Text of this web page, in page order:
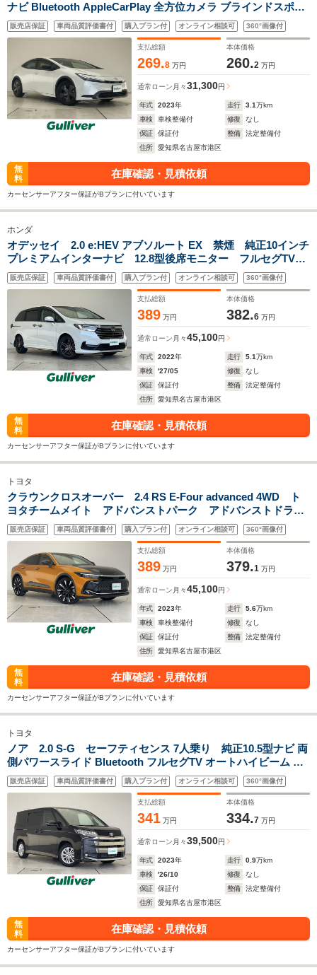
ナビ Bluetooth AppleCarPlay 全方位カメラ ブラインドスポッ
トモニター スマートキー ステアリングヒーター レーダークル
ーズ 衝突軽減ブレーキ レーンキープ LEDライト
販売店保証 車両品質評価書付 購入プラン付 オンライン相談可 360°画像付
支払総額
269.8 万円
本体価格
260.2 万円
通常ローン 月々31,300円
年式 2023年 走行 3.1万km
車検
車検整備付 修復
なし
保証
保証付 整備
法定整備付
住所
愛知県名古屋市港区
無
料
在庫確認・見積依頼
カーセンサーアフター保証がBプランに付いています
ホンダ
オデッセイ 2.0 e:HEV アブソルート EX 禁煙 純正10インチ
プレミアムインターナビ 12.8型後席モニター フルセグTV
BT全方位カメラ パワーバックドア 純正18インチAW 両側
パワースライド スマートキー ホンダセンシング LED ス
販売店保証 車両品質評価書付 購入プラン付 オンライン相談可 360°画像付
支払総額
389 万円
本体価格
382.6 万円
通常ローン 月々45,100円
年式 2022年 走行 5.1万km
車検
'27/05 修復
なし
保証
保証付 整備
法定整備付
住所
愛知県名古屋市港区
無
料
在庫確認・見積依頼
カーセンサーアフター保証がBプランに付いています
トヨタ
クラウンクロスオーバー 2.4 RS E-Four advanced 4WD ト
ヨタチームメイト アドバンストパーク アドバンストドライ
ブ 純正12.3型ディスプレイオーディオナビ 全方位カメラ
サンルーフ レーダークルーズコントロール シートヒータ
ー エアシート HUD
販売店保証 車両品質評価書付 購入プラン付 オンライン相談可 360°画像付
支払総額
389 万円
本体価格
379.1 万円
通常ローン 月々45,100円
年式 2023年 走行 5.6万km
車検
車検整備付 修復
なし
保証
保証付 整備
法定整備付
住所
愛知県名古屋市港区
無
料
在庫確認・見積依頼
カーセンサーアフター保証がBプランに付いています
トヨタ
ノア 2.0 S-G セーフティセンス 7人乗り 純正10.5型ナビ 両
側パワースライド Bluetooth フルセグTV オートハイビーム レ
ーダークルーズ シートヒーター バックカメラ AppleCarPlay プ
リクラッシュセーフティ レーンキープ LED
販売店保証 車両品質評価書付 購入プラン付 オンライン相談可 360°画像付
支払総額
341 万円
本体価格
334.7 万円
通常ローン 月々39,500円
年式 2023年 走行 0.9万km
車検
'26/10 修復
なし
保証
保証付 整備
法定整備付
住所
愛知県名古屋市港区
無
料
在庫確認・見積依頼
カーセンサーアフター保証がBプランに付いています